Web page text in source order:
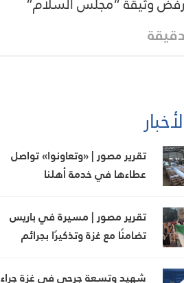
تقرير مصور | «وتعاونوا» تواصل
عطاءها في خدمة أهلنا
تقرير مصور | مسيرة في باريس
تضامنًا مع غزة وتذكيرًا بجرائم
شهيد وتسعة جرحى في غزة جراء